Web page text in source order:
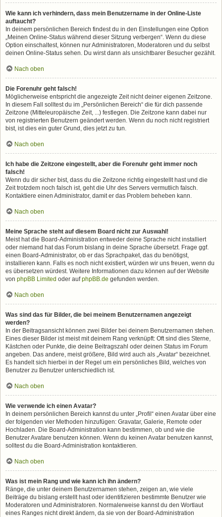
Wie kann ich verhindern, dass mein Benutzername in der Online-Liste
auftaucht?
In deinem persönlichen Bereich findest du in den Einstellungen eine Option
„Meinen Online-Status während dieser Sitzung verbergen“. Wenn du diese
Option einschaltest, können nur Administratoren, Moderatoren und du selbst
deinen Online-Status sehen. Du wirst dann als unsichtbarer Besucher gezählt.
Nach oben
Die Forenuhr geht falsch!
Möglicherweise entspricht die angezeigte Zeit nicht deiner eigenen Zeitzone.
In diesem Fall solltest du im „Persönlichen Bereich“ die für dich passende
Zeitzone (Mitteleuropäische Zeit, ...) festlegen. Die Zeitzone kann dabei nur
von registrierten Benutzern geändert werden. Wenn du noch nicht registriert
bist, ist dies ein guter Grund, dies jetzt zu tun.
Nach oben
Ich habe die Zeitzone eingestellt, aber die Forenuhr geht immer noch
falsch!
Wenn du dir sicher bist, dass du die Zeitzone richtig eingestellt hast und die
Zeit trotzdem noch falsch ist, geht die Uhr des Servers vermutlich falsch.
Kontaktiere einen Administrator, damit er das Problem beheben kann.
Nach oben
Meine Sprache steht auf diesem Board nicht zur Auswahl!
Meist hat die Board-Administration entweder deine Sprache nicht installiert
oder niemand hat das Forum bislang in deine Sprache übersetzt. Frage ggf.
einen Board-Administrator, ob er das Sprachpaket, das du benötigst,
installieren kann. Falls es noch nicht existiert, würden wir uns freuen, wenn du
es übersetzen würdest. Weitere Informationen dazu können auf der Website
von phpBB Limited oder aufphpBB.de gefunden werden.
Nach oben
Was sind das für Bilder, die bei meinem Benutzernamen angezeigt
werden?
In der Beitragsansicht können zwei Bilder bei deinem Benutzernamen stehen.
Eines dieser Bilder ist meist mit deinem Rang verknüpft: Oft sind dies Sterne,
Kästchen oder Punkte, die deine Beitragszahl oder deinen Status im Forum
angeben. Das andere, meist größere, Bild wird auch als „Avatar“ bezeichnet.
Es handelt sich hierbei in der Regel um ein persönliches Bild, welches von
Benutzer zu Benutzer unterschiedlich ist.
Nach oben
Wie verwende ich einen Avatar?
In deinem persönlichen Bereich kannst du unter „Profil“ einen Avatar über eine
der folgenden vier Methoden hinzufügen: Gravatar, Galerie, Remote oder
Hochladen. Die Board-Administration kann bestimmen, ob und wie die
Benutzer Avatare benutzen können. Wenn du keinen Avatar benutzen kannst,
solltest du die Board-Administration kontaktieren.
Nach oben
Was ist mein Rang und wie kann ich ihn ändern?
Ränge, die unter deinem Benutzernamen stehen, zeigen an, wie viele
Beiträge du bislang erstellt hast oder identifizieren bestimmte Benutzer wie
Moderatoren und Administratoren. Normalerweise kannst du den Wortlaut
eines Ranges nicht direkt ändern, da sie von der Board-Administration